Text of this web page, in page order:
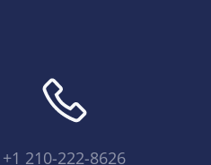
+1 210-222-8626